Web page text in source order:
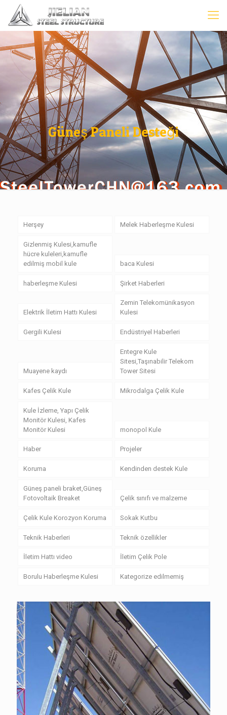
Güneş Paneli Desteği
Herşey Melek Haberleşme Kulesi
Gizlenmiş Kulesi,kamufle
hücre kuleleri,kamufle
edilmiş mobil kule
baca Kulesi
haberleşme Kulesi Şirket Haberleri
Elektrik İletim Hattı Kulesi
Zemin Telekomünikasyon
Kulesi
Gergili Kulesi Endüstriyel Haberleri
Muayene kaydı
Entegre Kule
Sitesi,Taşınabilir Telekom
Tower Sitesi
Kafes Çelik Kule Mikrodalga Çelik Kule
Kule İzleme, Yapı Çelik
Monitör Kulesi, Kafes
Monitör Kulesi
monopol Kule
Haber Projeler
Koruma Kendinden destek Kule
Güneş paneli braket,Güneş
Fotovoltaik Breaket
Çelik sınıfı ve malzeme
Çelik Kule Korozyon Koruma Sokak Kutbu
Teknik Haberleri Teknik özellikler
İletim Hattı video İletim Çelik Pole
Borulu Haberleşme Kulesi Kategorize edilmemiş